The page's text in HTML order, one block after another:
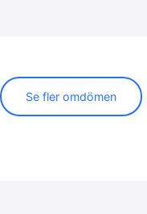
Se fler omdömen